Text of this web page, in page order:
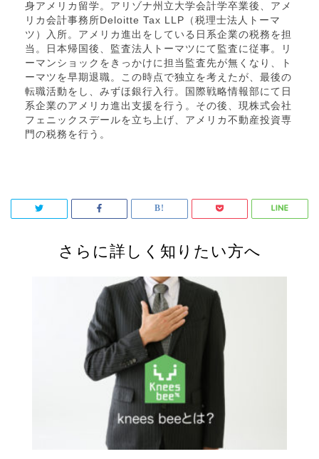
身アメリカ留学。アリゾナ州立大学会計学卒業後、アメ
リカ会計事務所Deloitte Tax LLP（税理士法人トーマ
ツ）入所。アメリカ進出をしている日系企業の税務を担
当。日本帰国後、監査法人トーマツにて監査に従事。リ
ーマンショックをきっかけに担当監査先が無くなり、ト
ーマツを早期退職。この時点で独立を考えたが、最後の
転職活動をし、みずほ銀行入行。国際戦略情報部にて日
系企業のアメリカ進出支援を行う。その後、現株式会社
フェニックスデールを立ち上げ、アメリカ不動産投資専
門の税務を行う。
さらに詳しく知りたい方へ